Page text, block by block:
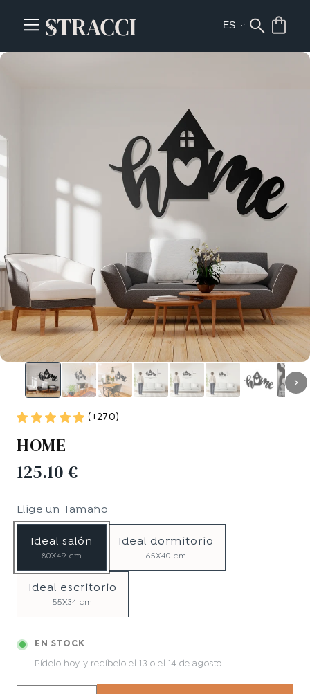
(+270)
HOME
125.10 €
Elige un Tamaño
Ideal escritorio
55X34 cm
Ideal dormitorio
65X40 cm
Ideal salón
80X49 cm
EN STOCK
Pídelo hoy y recíbeloel 13 o el 14 de agosto